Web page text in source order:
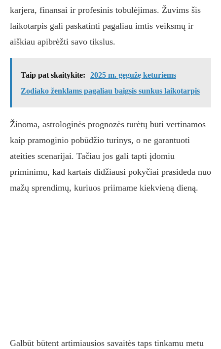
karjera, finansai ir profesinis tobulėjimas. Žuvims šis
laikotarpis gali paskatinti pagaliau imtis veiksmų ir
aiškiau apibrėžti savo tikslus.
Taip pat skaitykite:
2025 m. gegužę keturiems
Zodiako ženklams pagaliau baigsis sunkus laikotarpis
Žinoma, astrologinės prognozės turėtų būti vertinamos
kaip pramoginio pobūdžio turinys, o ne garantuoti
ateities scenarijai. Tačiau jos gali tapti įdomiu
priminimu, kad kartais didžiausi pokyčiai prasideda nuo
mažų sprendimų, kuriuos priimame kiekvieną dieną.
Galbūt būtent artimiausios savaitės taps tinkamu metu